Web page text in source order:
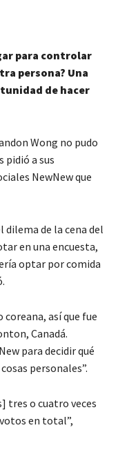
para controlar
persona? Una
de hacer
Wong no pudo
pidió a sus
NewNew que
dilema de la cena del
en una encuesta,
optar por comida
así que fue
Canadá.
para decidir qué
personales”.
tres o cuatro veces
en total”,